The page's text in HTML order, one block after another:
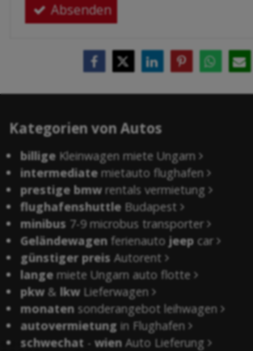
Absenden
Kategorien von Autos
billige Kleinwagen miete Ungarn
intermediate mietauto flughafen
prestige bmwrentals vermietung
flughafenshuttle Budapest
minibus 7-9 microbus transporter
Geländewagen ferienautojeep car
günstiger preis Autorent
lange miete Ungarn auto flotte
pkw&lkwLieferwagen
monaten sonderangebot leihwagen
autovermietung in Flughafen
schwechat -wien Auto Lieferung